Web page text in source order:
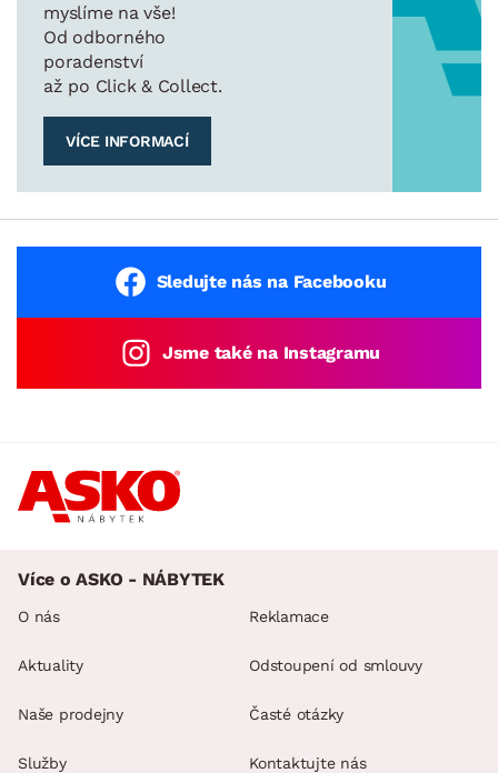
myslíme na vše!
Od odborného
poradenství
až po Click & Collect.
VÍCE INFORMACÍ
Sledujte nás na Facebooku
Jsme také na Instagramu
Více o ASKO - NÁBYTEK
O nás
Aktuality
Naše prodejny
Služby
Reklamace
Odstoupení od smlouvy
Časté otázky
Kontaktujte nás